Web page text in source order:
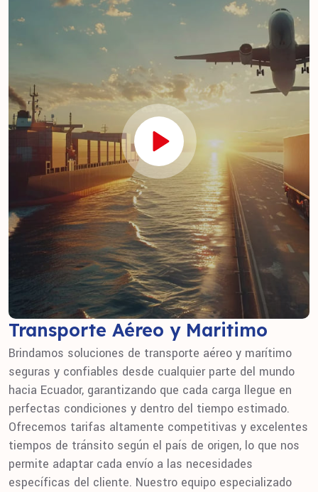
Transporte Aéreo y Maritimo
Brindamos soluciones de transporte aéreo y marítimo
seguras y confiables desde cualquier parte del mundo
hacia Ecuador, garantizando que cada carga llegue en
perfectas condiciones y dentro del tiempo estimado.
Ofrecemos tarifas altamente competitivas y excelentes
tiempos de tránsito según el país de origen, lo que nos
permite adaptar cada envío a las necesidades
específicas del cliente. Nuestro equipo especializado